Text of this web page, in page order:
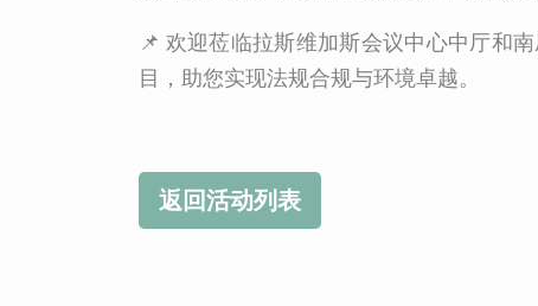
📌 欢迎莅临拉斯维加斯会议中心中厅和
目，助您实现法规合规与环境卓越。
返回活动列表